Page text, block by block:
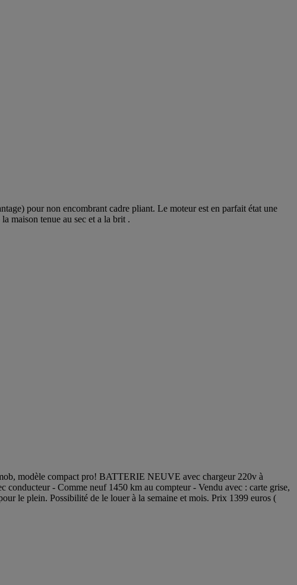
pour non encombrant cadre pliant. Le moteur est en parfait état une
maison tenue au sec et a la brit .
modèle compact pro! BATTERIE NEUVE avec chargeur 220v à
conducteur - Comme neuf 1450 km au compteur - Vendu avec : carte grise,
le plein. Possibilité de le louer à la semaine et mois. Prix 1399 euros (